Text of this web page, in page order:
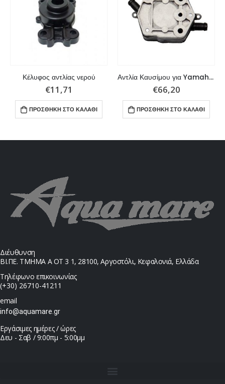
Κέλυφος αντλίας νερού
€11,71
ΠΡΟΣΘΉΚΗ ΣΤΟ ΚΑΛΆΘΙ
Αντλία Καυσίμου για Yamaha V4 και V6
€66,20
ΠΡΟΣΘΉΚΗ ΣΤΟ ΚΑΛΆΘΙ
Διέυθυνση
ΒΙ.ΠΕ. ΤΜΗΜΑ Α ΟΤ 3 1, 28100, Αργοστόλι, Κεφαλονιά, Ελλάδα
Τηλέφωνο επικοινωνίας
(+30) 26710-41211
email
info@aquamare.gr
Εργάσιμες ημέρες / ώρες
Δευ - Σαβ / 9:00πμ - 5:00μμ